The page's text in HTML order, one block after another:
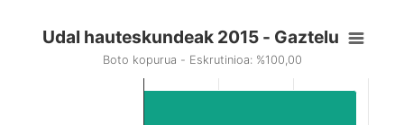
Udal hauteskundeak 2015 - Gaztelu
Boto kopurua - Eskrutinioa: %100,00